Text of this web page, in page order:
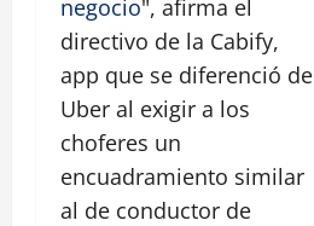
negocio", afirma el
directivo de la Cabify,
app que se diferenció de
Uber al exigir a los
choferes un
encuadramiento similar
al de conductor de